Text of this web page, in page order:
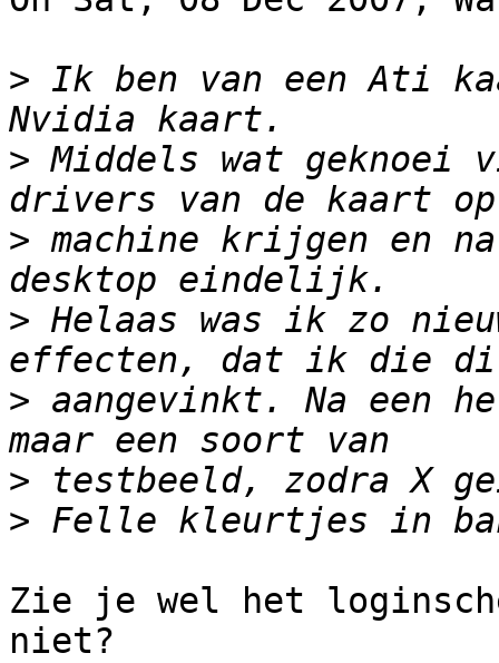
> Ik ben van een Ati
> Middels wat geknoei
> machine krijgen en
> Helaas was ik zo
> aangevinkt. Na een
>
>
Zie je wel het
niet?